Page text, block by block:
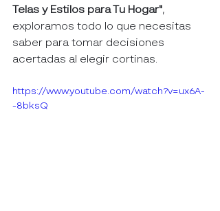
Telas y Estilos para Tu Hogar",
exploramos todo lo que necesitas
saber para tomar decisiones
acertadas al elegir cortinas.
https://www.youtube.com/watch?v=ux6A-
-8bksQ